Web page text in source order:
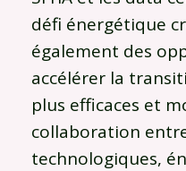
défi énergétique
également des
accélérer la
plus efficaces et
collaboration
technologiques,